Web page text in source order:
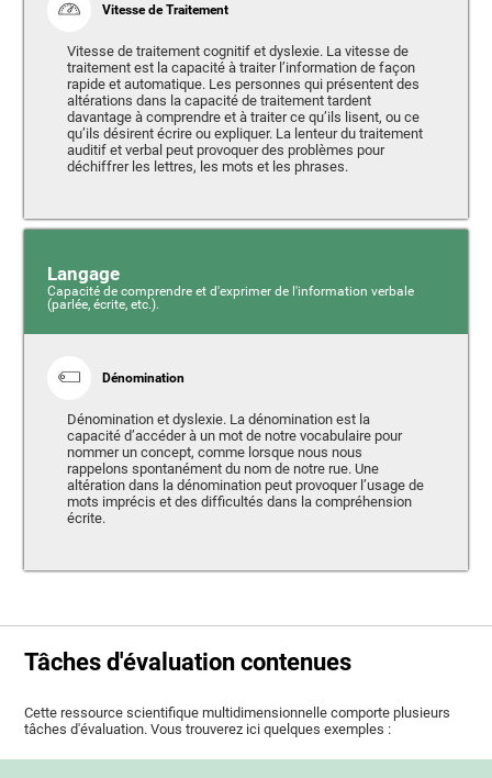
Vitesse de Traitement
Vitesse de traitement cognitif et dyslexie. La vitesse de
traitement est la capacité à traiter l’information de façon
rapide et automatique. Les personnes qui présentent des
altérations dans la capacité de traitement tardent
davantage à comprendre et à traiter ce qu’ils lisent, ou ce
qu’ils désirent écrire ou expliquer. La lenteur du traitement
auditif et verbal peut provoquer des problèmes pour
déchiffrer les lettres, les mots et les phrases.
Langage
Capacité de comprendre et d'exprimer de l'information verbale
(parlée, écrite, etc.).
Dénomination
Dénomination et dyslexie. La dénomination est la
capacité d’accéder à un mot de notre vocabulaire pour
nommer un concept, comme lorsque nous nous
rappelons spontanément du nom de notre rue. Une
altération dans la dénomination peut provoquer l’usage de
mots imprécis et des difficultés dans la compréhension
écrite.
Tâches d'évaluation contenues
Cette ressource scientifique multidimensionnelle comporte plusieurs
tâches d'évaluation. Vous trouverez ici quelques exemples :